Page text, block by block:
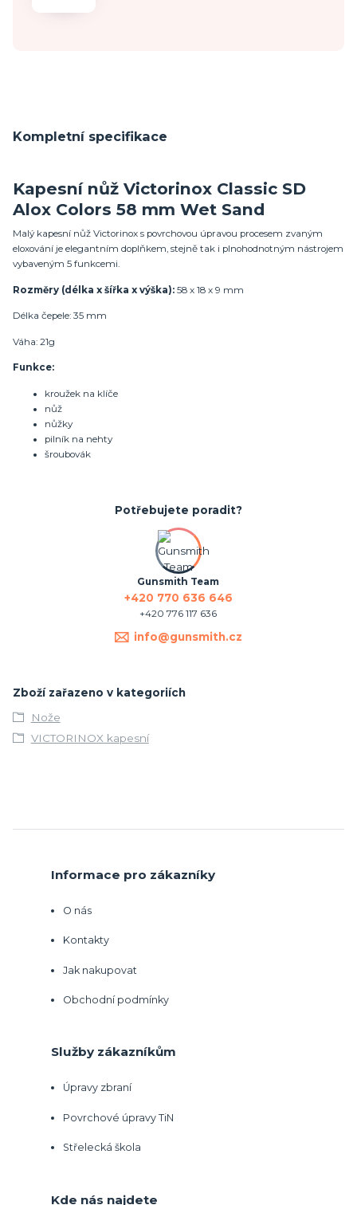
Kompletní specifikace
Kapesní nůž Victorinox Classic SD
Alox Colors 58 mm Wet Sand
Malý kapesní nůž Victorinox s povrchovou úpravou procesem zvaným
eloxování je elegantním doplňkem, stejně tak i plnohodnotným nástrojem
vybaveným 5 funkcemi.
Rozměry (délka x šířka x výška): 58 x 18 x 9 mm
Délka čepele: 35 mm
Váha: 21g
Funkce:
kroužek na klíče
nůž
nůžky
pilník na nehty
šroubovák
Potřebujete poradit?
Gunsmith Team
+420 770 636 646
+420 776 117 636
info@gunsmith.cz
Zboží zařazeno v kategoriích
Nože
VICTORINOX kapesní
Informace pro zákazníky
O nás
Kontakty
Jak nakupovat
Obchodní podmínky
Služby zákazníkům
Úpravy zbraní
Povrchové úpravy TiN
Střelecká škola
Kde nás najdete